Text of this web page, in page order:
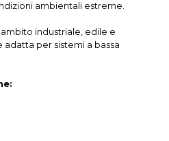
ambientali estreme.
industriale, edile e
per sistemi a bassa